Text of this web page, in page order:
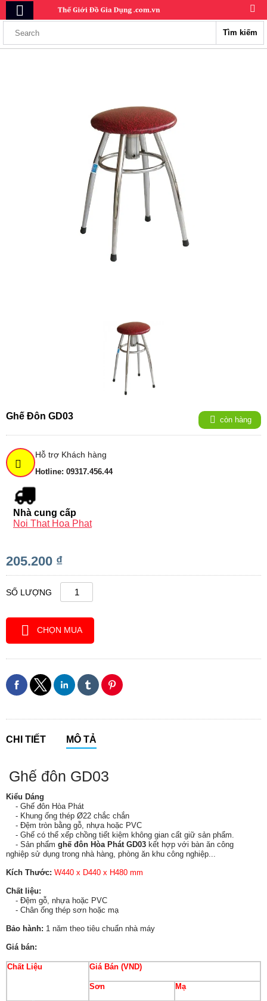
Tìm kiếm
Ghế Đôn GD03 còn hàng
Hỗ trợ Khách hàng
Hotline: 09317.456.44
Nhà cung cấp
Noi That Hoa Phat
205.200 ₫
SỐ LƯỢNG
CHỌN MUA
CHI TIẾT MÔ TẢ
Ghế đôn GD03
Kiểu Dáng
- Ghế đôn Hòa Phát
- Khung ống thép Ø22 chắc chắn
- Đệm tròn bằng gỗ, nhựa hoặc PVC
- Ghế có thể xếp chồng tiết kiệm không gian cất giữ sản phẩm.
- Sản phẩm ghế đôn Hòa Phát GD03 kết hợp với bàn ăn công
nghiệp sử dụng trong nhà hàng, phòng ăn khu công nghiệp...
Kích Thước: W440 x D440 x H480 mm
Chất liệu:
- Đệm gỗ, nhựa hoặc PVC
- Chân ống thép sơn hoặc mạ
Bảo hành: 1 năm theo tiêu chuẩn nhà máy
Giá bán:
Chất Liệu Giá Bán (VND)
Sơn Mạ